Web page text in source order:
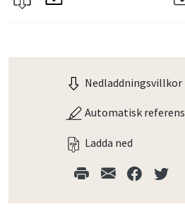
Nedladdningsvillkor
Automatisk referens
Ladda ned